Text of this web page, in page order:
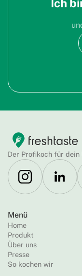
Ich
Der Profikoch für dein
Menü
Home
Produkt
Über uns
Presse
So kochen wir